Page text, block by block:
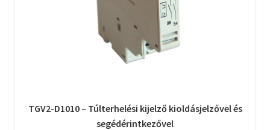
TGV2-D1010 – Túlterhelési kijelző kioldásjelzővel és
segédérintkezővel